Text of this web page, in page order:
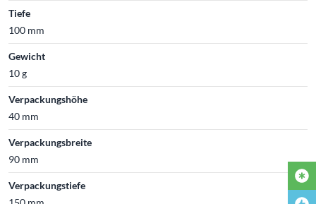
Tiefe
100 mm
Gewicht
10 g
Verpackungshöhe
40 mm
Verpackungsbreite
90 mm
Verpackungstiefe